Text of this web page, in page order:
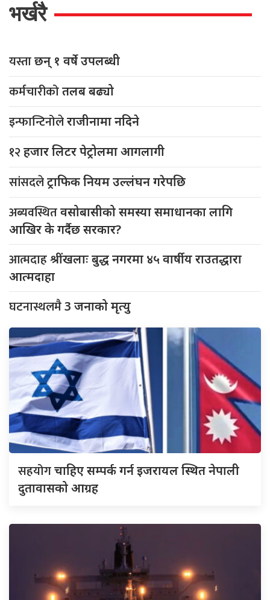
भर्खरै
यस्ताछन् १ वर्षे उपलब्धी
कर्मचारीकोतलब बढ्यो
इन्फान्टिनोलेराजीनामा नदिने
१२हजार लिटर पेट्रोलमा आगलागी
सांसदलेट्राफिक नियम उल्लंघन गरेपछि
अब्यवस्थितवसोबासीको समस्या समाधानका लागि
आखिर के गर्दैछ सरकार?
आत्मदाहश्रींखलाः बुद्ध नगरमा ४५ वार्षीय राउतद्धारा
आत्मदाहा
घटनास्थलमै3 जनाको मृत्यु
सहयोगचाहिए सम्पर्क गर्न इजरायल स्थित नेपाली
दुतावासको आग्रह